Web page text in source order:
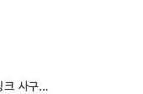
크 사구...